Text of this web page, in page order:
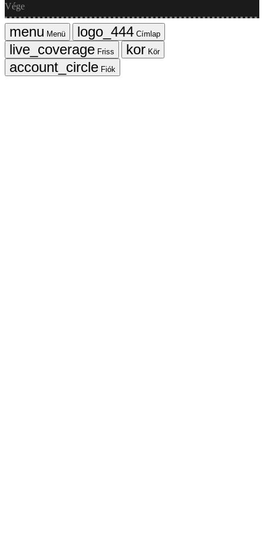
Vége
Menü
Címlap
Friss
Kör
Fiók